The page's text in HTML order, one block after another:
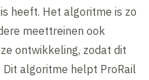
heeft. Het algoritme is zo
meettreinen ook
ontwikkeling, zodat dit
algoritme helpt ProRail